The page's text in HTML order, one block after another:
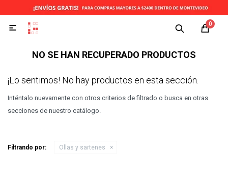
0

NO SE HAN RECUPERADO PRODUCTOS
¡Lo sentimos! No hay productos en esta sección.
Inténtalo nuevamente con otros criterios de filtrado o busca en otras
secciones de nuestro catálogo.
Filtrando por: Ollas y sartenes